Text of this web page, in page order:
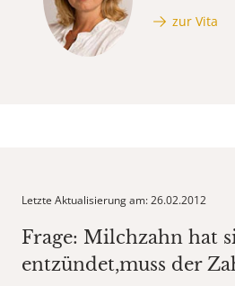
zur Vita
Letzte Aktualisierung am: 26.02.2012
Frage: Milchzahn hat
entzündet,muss der